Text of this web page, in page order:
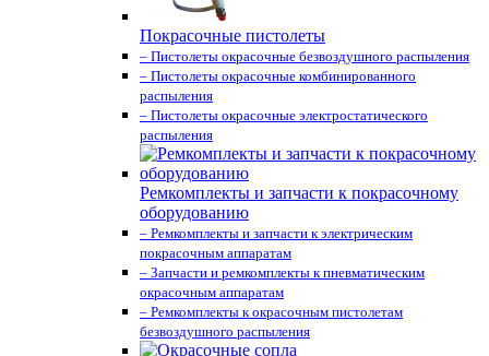
Покрасочные пистолеты
– Пистолеты окрасочные безвоздушного распыления
– Пистолеты окрасочные комбинированного
распыления
– Пистолеты окрасочные электростатического
распыления
Ремкомплекты и запчасти к покрасочному
оборудованию
– Ремкомплекты и запчасти к электрическим
покрасочным аппаратам
– Запчасти и ремкомплекты к пневматическим
окрасочным аппаратам
– Ремкомплекты к окрасочным пистолетам
безвоздушного распыления